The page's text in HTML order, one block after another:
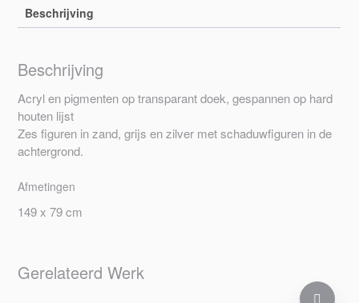
Beschrijving
Beschrijving
Acryl en pigmenten op transparant doek, gespannen op hard
houten lijst
Zes figuren in zand, grijs en zilver met schaduwfiguren in de
achtergrond.
Afmetingen
149 x 79 cm
Gerelateerd Werk